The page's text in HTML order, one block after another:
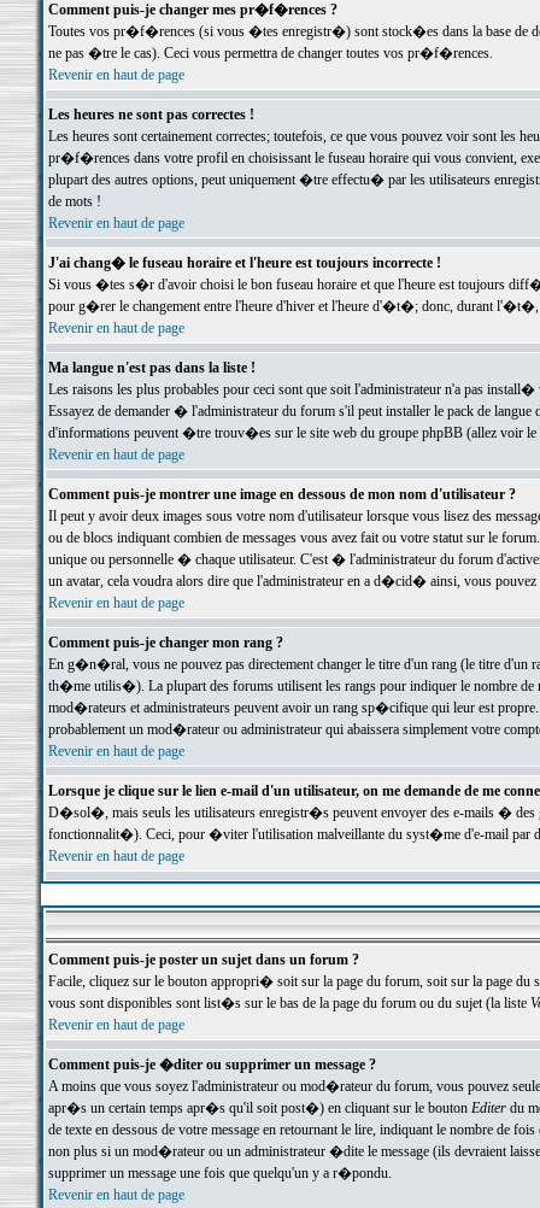
Comment puis-je changer mes pr�f�rences ?
Toutes vos pr�f�rences (si vous �tes enregistr�) sont stock�es dans la base de
ne pas �tre le cas). Ceci vous permettra de changer toutes vos pr�f�rences.
Revenir en haut de page
Les heures ne sont pas correctes !
Les heures sont certainement correctes; toutefois, ce que vous pouvez voir sont
pr�f�rences dans votre profil en choisissant le fuseau horaire qui vous convient,
plupart des autres options, peut uniquement �tre effectu� par les utilisateurs
de mots !
Revenir en haut de page
J'ai chang� le fuseau horaire et l'heure est toujours incorrecte !
Si vous �tes s�r d'avoir choisi le bon fuseau horaire et que l'heure est toujours
pour g�rer le changement entre l'heure d'hiver et l'heure d'�t�; donc, durant
Revenir en haut de page
Ma langue n'est pas dans la liste !
Les raisons les plus probables pour ceci sont que soit l'administrateur n'a pas
Essayez de demander � l'administrateur du forum s'il peut installer le pack de
d'informations peuvent �tre trouv�es sur le site web du groupe phpBB (allez voir le
Revenir en haut de page
Comment puis-je montrer une image en dessous de mon nom d'utilisateur ?
Il peut y avoir deux images sous votre nom d'utilisateur lorsque vous lisez des
ou de blocs indiquant combien de messages vous avez fait ou votre statut sur le
unique ou personnelle � chaque utilisateur. C'est � l'administrateur du forum
un avatar, cela voudra alors dire que l'administrateur en a d�cid� ainsi, vous
Revenir en haut de page
Comment puis-je changer mon rang ?
En g�n�ral, vous ne pouvez pas directement changer le titre d'un rang (le titre d'un
th�me utilis�). La plupart des forums utilisent les rangs pour indiquer le nombre de
mod�rateurs et administrateurs peuvent avoir un rang sp�cifique qui leur est
probablement un mod�rateur ou administrateur qui abaissera simplement votre
Revenir en haut de page
Lorsque je clique sur le lien e-mail d'un utilisateur, on me demande de me
D�sol�, mais seuls les utilisateurs enregistr�s peuvent envoyer des e-mails �
fonctionnalit�). Ceci, pour �viter l'utilisation malveillante du syst�me d'e-mail par
Revenir en haut de page
Comment puis-je poster un sujet dans un forum ?
Facile, cliquez sur le bouton appropri� soit sur la page du forum, soit sur la page du
vous sont disponibles sont list�s sur le bas de la page du forum ou du sujet (la liste
Revenir en haut de page
Comment puis-je �diter ou supprimer un message ?
A moins que vous soyez l'administrateur ou mod�rateur du forum, vous pouvez
apr�s un certain temps apr�s qu'il soit post�) en cliquant sur le bouton Editerdu
de texte en dessous de votre message en retournant le lire, indiquant le nombre
non plus si un mod�rateur ou un administrateur �dite le message (ils devraient
supprimer un message une fois que quelqu'un y a r�pondu.
Revenir en haut de page